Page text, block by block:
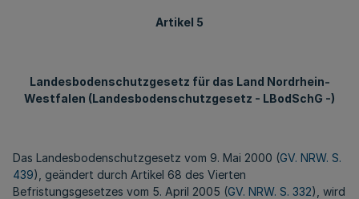
Artikel 5
Landesbodenschutzgesetz für das Land Nordrhein-
Westfalen (Landesbodenschutzgesetz - LBodSchG -)
Das Landesbodenschutzgesetz vom 9. Mai 2000 (GV. NRW. S.
439), geändert durch Artikel 68 des Vierten
Befristungsgesetzes vom 5. April 2005 (GV. NRW. S. 332), wird